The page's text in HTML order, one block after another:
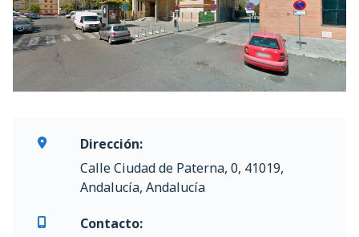
Dirección:
Calle Ciudad de Paterna, 0, 41019,
Andalucía, Andalucía
Contacto: